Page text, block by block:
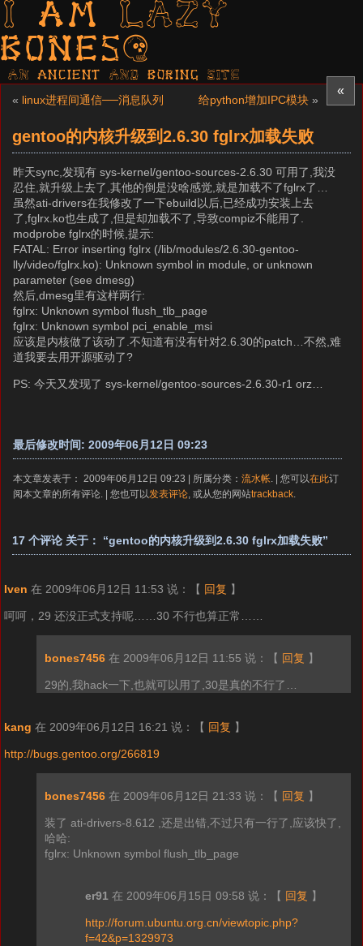
I am LAZY
bones?
AN ancient AND boring SITE
«
« linux进程间通信──消息队列 给python增加IPC模块 »
gentoo的内核升级到2.6.30 fglrx加载失败
昨天sync,发现有 sys-kernel/gentoo-sources-2.6.30 可用了,我没
忍住,就升级上去了,其他的倒是没啥感觉,就是加载不了fglrx了…
虽然ati-drivers在我修改了一下ebuild以后,已经成功安装上去
了,fglrx.ko也生成了,但是却加载不了,导致compiz不能用了.
modprobe fglrx的时候,提示:
FATAL: Error inserting fglrx (/lib/modules/2.6.30-gentoo-
lly/video/fglrx.ko): Unknown symbol in module, or unknown
parameter (see dmesg)
然后,dmesg里有这样两行:
fglrx: Unknown symbol flush_tlb_page
fglrx: Unknown symbol pci_enable_msi
应该是内核做了该动了.不知道有没有针对2.6.30的patch…不然,难
道我要去用开源驱动了?
PS: 今天又发现了 sys-kernel/gentoo-sources-2.6.30-r1 orz…
最后修改时间: 2009年06月12日 09:23
本文章发表于： 2009年06月12日 09:23 | 所属分类：流水帐 . | 您可以在此订
阅本文章的所有评论. | 您也可以 发表评论 , 或从您的网站trackback
17 个评论 关于： “gentoo的内核升级到2.6.30 fglrx加载失败”
Iven 在 2009年06月12日 11:53 说： 【 回复 】
呵呵，29 还没正式支持呢……30 不行也算正常……
bones7456 在 2009年06月12日 11:55 说： 【 回复 】
29的,我hack一下,也就可以用了,30是真的不行了…
kang 在 2009年06月12日 16:21 说： 【 回复 】
http://bugs.gentoo.org/266819
bones7456 在 2009年06月12日 21:33 说： 【 回复 】
装了 ati-drivers-8.612 ,还是出错,不过只有一行了,应该快了,
哈哈:
fglrx: Unknown symbol flush_tlb_page
er91 在 2009年06月15日 09:58 说： 【 回复 】
http://forum.ubuntu.org.cn/viewtopic.php?
f=42&p=1329973